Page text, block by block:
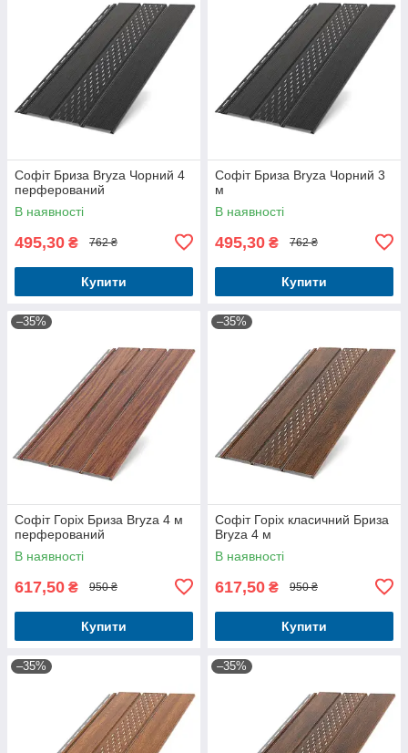
Софіт Бриза Bryza Чорний 4
перферований
В наявності
495,30 ₴ 762 ₴
Купити
Софіт Бриза Bryza Чорний 3
м
В наявності
495,30 ₴ 762 ₴
Купити
–35%
Софіт Горіх Бриза Bryza 4 м
перферований
В наявності
617,50 ₴ 950 ₴
Купити
–35%
Софіт Горіх класичний Бриза
Bryza 4 м
В наявності
617,50 ₴ 950 ₴
Купити
–35% –35%